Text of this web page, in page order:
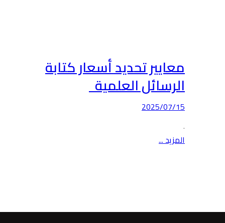
معايير تحديد أسعار كتابة
الرسائل العلمية
2025/07/15
.
المزيد ...